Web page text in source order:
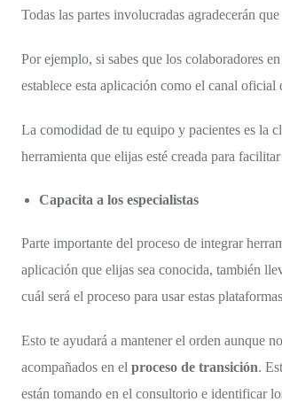
Todas las partes involucradas agradecerán
Por ejemplo, si sabes que los colaboradores
establece esta aplicación como el canal
La comodidad de tu equipo y pacientes es la
herramienta que elijas esté creada para
Capacita a los especialistas
Parte importante del proceso de integrar
aplicación que elijas sea conocida, también
cuál será el proceso para usar estas
Esto te ayudará a mantener el orden aunque
acompañados en el proceso de transición.
están tomando en el consultorio e identificar